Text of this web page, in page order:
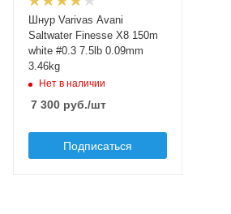
лески, кг
3.46
Разрывная нагрузка
лески, lb
7.5
Размотка лески, м
Нитей плетения
8
Шнур Varivas Avani
Saltwater Finesse X8 150m
white #0.3 7.5lb 0.09mm
3.46kg
Нет в наличии
7 300 руб./шт
Подписаться